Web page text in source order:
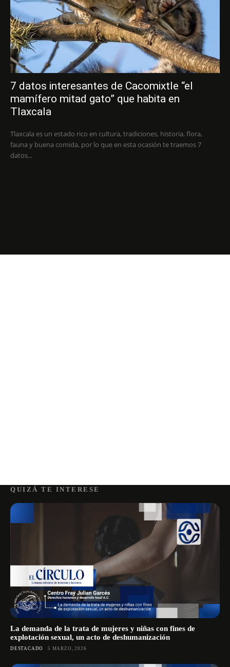
7 datos interesantes de Cacomixtle “el
mamífero mitad gato” que habita en
Tlaxcala
Tlaxcala es un estado rico en cultura, tradiciones, historia, flora,
fauna y buena comida, por lo que en esta ocasión te traemos 7
datos...
QUIZÁ TE INTERESE
La demanda de la trata de mujeres y niñas con fines de
explotación sexual, un acto de deshumanización
DESTACADO 5 MARZO, 2026